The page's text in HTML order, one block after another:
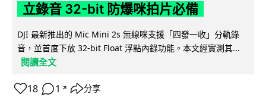
立錄音 32-bit 防爆咪拍片必備
DJI 最新推出的 Mic Mini 2s 無線咪支援「四發一收」分軌錄
音，並首度下放 32-bit Float 浮點內錄功能。本文經實測其...
閱讀全文
18 1 ↗ 分享